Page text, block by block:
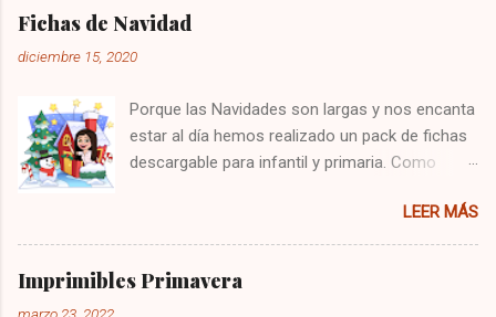
invierno. Probablemente el otoño tiene una
duración de 83 días cortos aproximadamente,
aunque debido al problema de calentamiento
Características del otoño para niños
Comienzan a cambiar el color de las hojas y
van de verdes a amarillentas o rojas, otras
relativa facilidad y la ayuda del viento que sopla
fuerte en ésta época del año. La temperatura
comienza a ser más templada por la cercanía
Fichas de Navidad
diciembre 15, 2020
Porque las Navidades son largas y nos encanta
estar al día hemos realizado un pack de fichas
descargable para infantil y primaria. Como
rotuladores y muchas ceras de colores que
empezamos!!! 🎅🎅🎅🎅🎅🎅🎅🎅 🎅🎅🎅🎅🎅🎅
🎅🎅🎅 Bibliografia: PINTEREST
LEER MÁS
Imprimibles Primavera